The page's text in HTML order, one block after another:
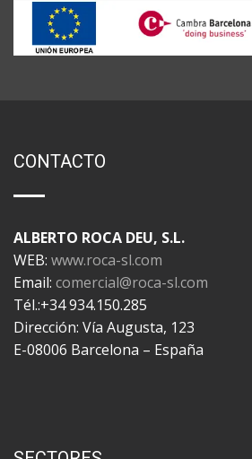
CONTACTO
ALBERTO ROCA DEU, S.L.
WEB: www.roca-sl.com
Email: comercial@roca-sl.com
Tél.:+34 934.150.285
Dirección: Vía Augusta, 123
E-08006 Barcelona – España